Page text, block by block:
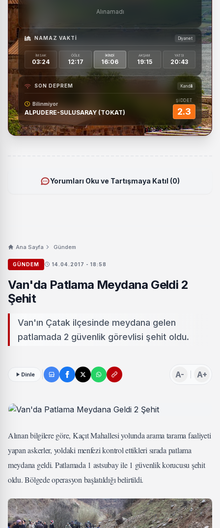
Alınamadı
NAMAZ VAKTI Diyanet
İMSAK
03:24
ÖĞLE
12:17
İKINDI
16:06
AKŞAM
19:15
YATSI
20:43
SON DEPREM Kandilli
Bilinmiyor
ALPUDERE-SULUSARAY (TOKAT)
ŞİDDET
2.3
Yorumları Oku ve Tartışmaya Katıl (0)
Ana Sayfa Gündem
GÜNDEM 14.04.2017 - 18:58
Van'da Patlama Meydana Geldi 2
Şehit
Van'ın Çatak ilçesinde meydana gelen
patlamada 2 güvenlik görevlisi şehit oldu.
Dinle A- A+
Alınan bilgilere göre, Kaçıt Mahallesi yolunda arama tarama faaliyeti
yapan askerler, yoldaki menfezi kontrol ettikleri sırada patlama
meydana geldi. Patlamada 1 astsubay ile 1 güvenlik korucusu şehit
oldu. Bölgede operasyon başlatıldığı belirtildi.